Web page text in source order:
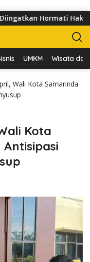
Hormati Hak Pejalan
UMKM Wisata dan
Wali Kota Samarinda
Kota